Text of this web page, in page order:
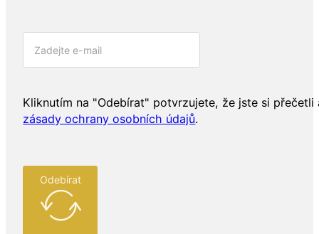
Kliknutím na "Odebírat" potvrzujete, že jste si přečetli
zásady ochrany osobních údajů.
Odebírat